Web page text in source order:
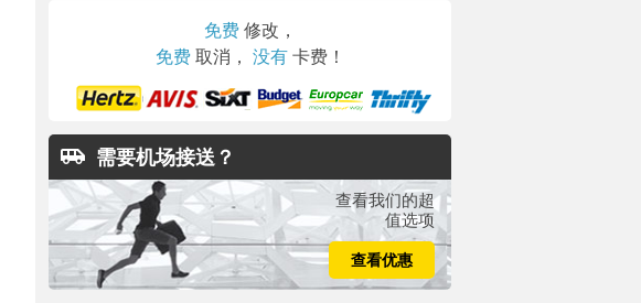
免费 修改，
免费 取消， 没有 卡费！
airport_shuttle 需要机场接送？
查看我们的超
值选项
查看优惠